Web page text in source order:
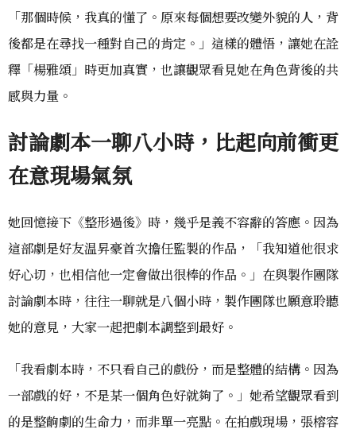
「那個時候，我真的懂了。原來每個想要改變外貌的人，背
後都是在尋找一種對自己的肯定。」這樣的體悟，讓她在詮
釋「楊雅頌」時更加真實，也讓觀眾看見她在角色背後的共
感與力量。
討論劇本一聊八小時，比起向前衝更
在意現場氣氛
她回憶接下《整形過後》時，幾乎是義不容辭的答應。因為
這部劇是好友温昇豪首次擔任監製的作品，「我知道他很求
好心切，也相信他一定會做出很棒的作品。」在與製作團隊
討論劇本時，往往一聊就是八個小時，製作團隊也願意聆聽
她的意見，大家一起把劇本調整到最好。
「我看劇本時，不只看自己的戲份，而是整體的結構。因為
一部戲的好，不是某一個角色好就夠了。」她希望觀眾看到
的是整齣劇的生命力，而非單一亮點。在拍戲現場，張榕容